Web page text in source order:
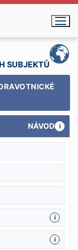
SUBJEKTŮ
NÁVOD i
i
i